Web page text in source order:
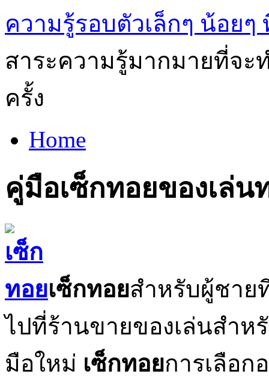
ความรู้รอบตัวเล็กๆ น้อย
สาระความรู้มากมายที่จะ
ครั้ง
Home
คู่มือเซ็กทอยของเล่น
เซ็กทอยสำหรับผู้ชาย
ไปที่ร้านขายของเล่นสำห
มือใหม่ เซ็กทอยการเลือก